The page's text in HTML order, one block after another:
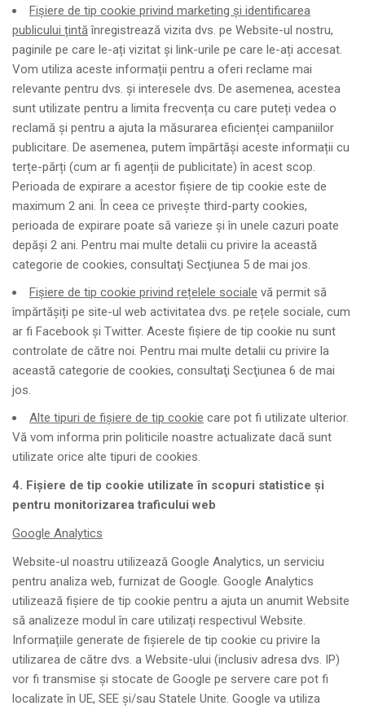
Fișiere de tip cookie privind marketing și identificarea
publicului țintăînregistrează vizita dvs. pe Website-ul nostru,
paginile pe care le-ați vizitat și link-urile pe care le-ați accesat.
Vom utiliza aceste informații pentru a oferi reclame mai
relevante pentru dvs. și interesele dvs. De asemenea, acestea
sunt utilizate pentru a limita frecvența cu care puteți vedea o
reclamă și pentru a ajuta la măsurarea eficienței campaniilor
publicitare. De asemenea, putem împărtăși aceste informații cu
terțe-părți (cum ar fi agenții de publicitate) în acest scop.
Perioada de expirare a acestor fișiere de tip cookie este de
maximum 2 ani. În ceea ce priveşte third-party cookies,
perioada de expirare poate să varieze şi în unele cazuri poate
depăşi 2 ani. Pentru mai multe detalii cu privire la această
categorie de cookies, consultaţi Secţiunea 5 de mai jos.
Fișiere de tip cookie privind rețelele sociale vă permit să
împărtășiți pe site-ul web activitatea dvs. pe rețele sociale, cum
ar fi Facebook și Twitter. Aceste fișiere de tip cookie nu sunt
controlate de către noi. Pentru mai multe detalii cu privire la
această categorie de cookies, consultaţi Secţiunea 6 de mai
jos.
Alte tipuri de fișiere de tip cookie care pot fi utilizate ulterior.
Vă vom informa prin politicile noastre actualizate dacă sunt
utilizate orice alte tipuri de cookies.
4. Fișiere de tip cookie utilizate în scopuri statistice și
pentru monitorizarea traficului web
Google Analytics
Website-ul noastru utilizează Google Analytics, un serviciu
pentru analiza web, furnizat de Google. Google Analytics
utilizează fișiere de tip cookie pentru a ajuta un anumit Website
să analizeze modul în care utilizați respectivul Website.
Informațiile generate de fișierele de tip cookie cu privire la
utilizarea de către dvs. a Website-ului (inclusiv adresa dvs. IP)
vor fi transmise și stocate de Google pe servere care pot fi
localizate în UE, SEE şi/sau Statele Unite. Google va utiliza